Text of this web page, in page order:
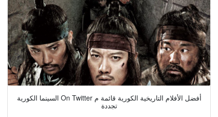
السينما الكورية On Twitter أفضل الأفلام التاريخية الكورية قائمة م
تجددة